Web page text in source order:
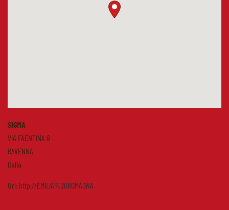
SIGMA
VIA FAENTINA 8
RAVENNA
Italia
Url: http://EMILIA%20ROMAGNA